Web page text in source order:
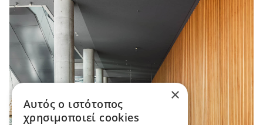
×
Αυτός ο ιστότοπος
χρησιμοποιεί cookies